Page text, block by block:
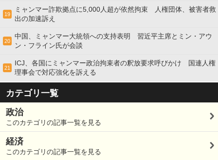
19
ミャンマー詐欺拠点に5,000人超が依然拘束 人権団体、被害者救
出の加速訴え
20
中国、ミャンマー大統領への支持表明 習近平主席とミン・アウ
ン・フライン氏が会談
21
ICJ、各国にミャンマー政治拘束者の釈放要求呼びかけ 国連人権
理事会で対応強化を訴える
カテゴリ一覧
政治
このカテゴリの記事一覧を見る
経済
このカテゴリの記事一覧を見る